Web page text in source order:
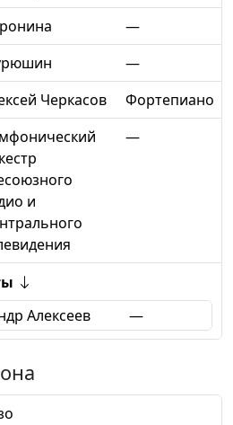
—
—
Черкасов
Фортепиано
и
—
Алексеев —